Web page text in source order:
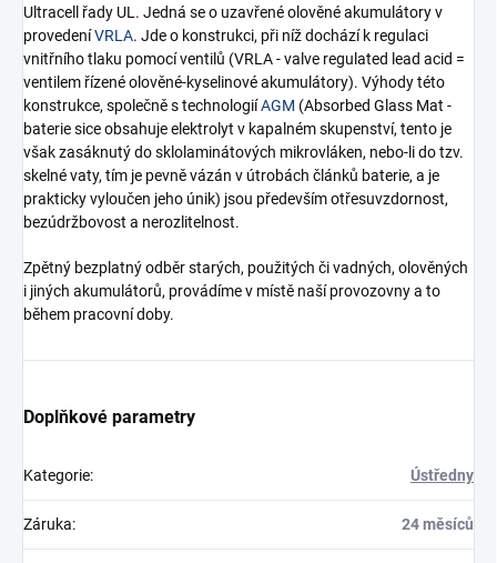
Ultracell řady UL. Jedná se o uzavřené olověné akumulátory v
provedeníVRLA. Jde o konstrukci, při níž dochází k regulaci
vnitřního tlaku pomocí ventilů (VRLA - valve regulated lead acid =
ventilem řízené olověné-kyselinové akumulátory). Výhody této
konstrukce, společně s technologiíAGM (Absorbed Glass Mat -
baterie sice obsahuje elektrolyt v kapalném skupenství, tento je
však zasáknutý do sklolaminátových mikrovláken, nebo-li do tzv.
skelné vaty, tím je pevně vázán v útrobách článků baterie, a je
prakticky vyloučen jeho únik) jsou především otřesuvzdornost,
bezúdržbovost a nerozlitelnost.
Zpětný bezplatný odběr starých, použitých či vadných, olověných
i jiných akumulátorů, provádíme v místě naší provozovny a to
během pracovní doby.
Doplňkové parametry
Kategorie: Ústředny
Záruka: 24 měsíců